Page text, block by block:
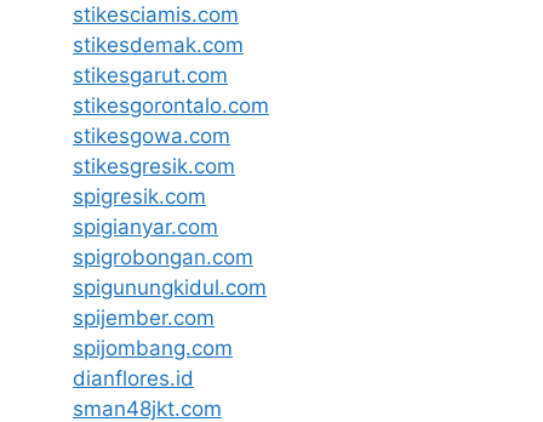
stikesciamis.com
stikesdemak.com
stikesgarut.com
stikesgorontalo.com
stikesgowa.com
stikesgresik.com
spigresik.com
spigianyar.com
spigrobongan.com
spigunungkidul.com
spijember.com
spijombang.com
dianflores.id
sman48jkt.com